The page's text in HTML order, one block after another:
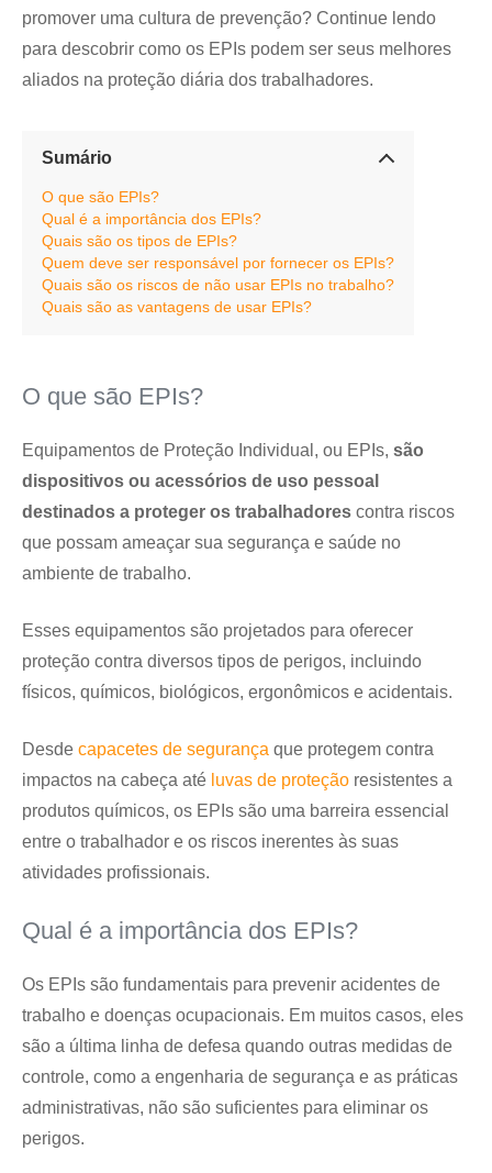
promover uma cultura de prevenção? Continue lendo
para descobrir como os EPIs podem ser seus melhores
aliados na proteção diária dos trabalhadores.
Sumário
O que são EPIs?
Qual é a importância dos EPIs?
Quais são os tipos de EPIs?
Quem deve ser responsável por fornecer os EPIs?
Quais são os riscos de não usar EPIs no trabalho?
Quais são as vantagens de usar EPIs?
O que são EPIs?
Equipamentos de Proteção Individual, ou EPIs, são
dispositivos ou acessórios de uso pessoal
destinados a proteger os trabalhadores contra riscos
que possam ameaçar sua segurança e saúde no
ambiente de trabalho.
Esses equipamentos são projetados para oferecer
proteção contra diversos tipos de perigos, incluindo
físicos, químicos, biológicos, ergonômicos e acidentais.
Desde capacetes de segurança que protegem contra
impactos na cabeça até luvas de proteção resistentes a
produtos químicos, os EPIs são uma barreira essencial
entre o trabalhador e os riscos inerentes às suas
atividades profissionais.
Qual é a importância dos EPIs?
Os EPIs são fundamentais para prevenir acidentes de
trabalho e doenças ocupacionais. Em muitos casos, eles
são a última linha de defesa quando outras medidas de
controle, como a engenharia de segurança e as práticas
administrativas, não são suficientes para eliminar os
perigos.